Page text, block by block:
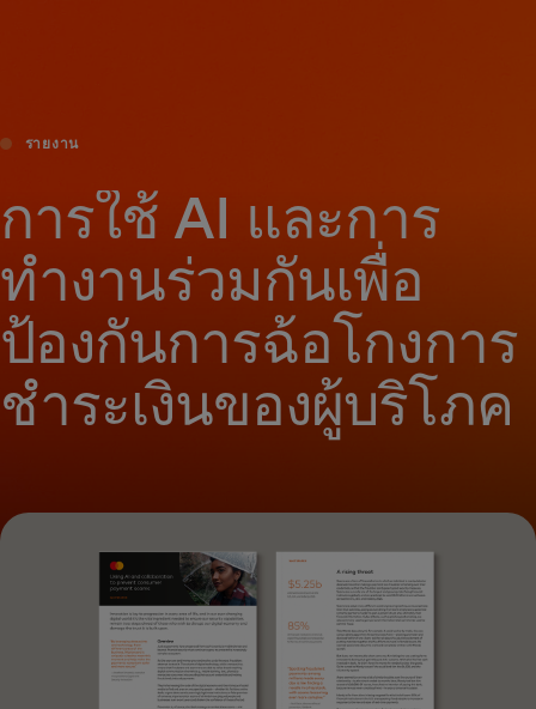
เพื่อโลก
สำหรับผู้สร้างนวัตกรรม
ข่าวสารและแนวโน้ม
รายงาน
การใช้ AI และการ
ทำงานร่วมกันเพื่อ
ป้องกันการฉ้อโกงการ
ชำระเงินของผู้บริโภค